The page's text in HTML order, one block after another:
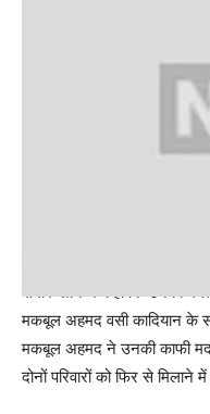
समीर खान ने कहा कि उनकी
मकबूल अहमद वसी कादियान के
मकबूल अहमद ने उनकी काफी
दोनों परिवारों को फिर से